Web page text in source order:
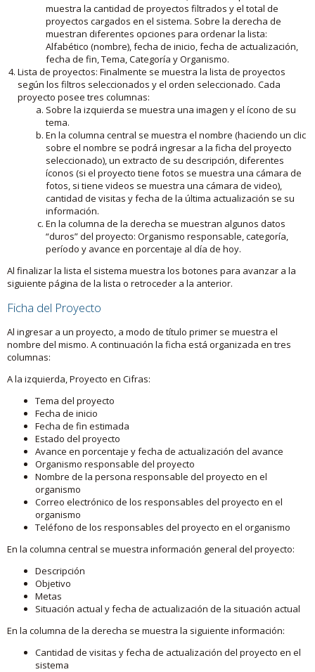
muestra la cantidad de proyectos filtrados y el total de
proyectos cargados en el sistema. Sobre la derecha de
muestran diferentes opciones para ordenar la lista:
Alfabético (nombre), fecha de inicio, fecha de actualización,
fecha de fin, Tema, Categoría y Organismo.
Lista de proyectos: Finalmente se muestra la lista de proyectos
según los filtros seleccionados y el orden seleccionado. Cada
proyecto posee tres columnas:
Sobre la izquierda se muestra una imagen y el ícono de su
tema.
En la columna central se muestra el nombre (haciendo un clic
sobre el nombre se podrá ingresar a la ficha del proyecto
seleccionado), un extracto de su descripción, diferentes
íconos (si el proyecto tiene fotos se muestra una cámara de
fotos, si tiene videos se muestra una cámara de video),
cantidad de visitas y fecha de la última actualización se su
información.
En la columna de la derecha se muestran algunos datos
“duros” del proyecto: Organismo responsable, categoría,
período y avance en porcentaje al día de hoy.
Al finalizar la lista el sistema muestra los botones para avanzar a la
siguiente página de la lista o retroceder a la anterior.
Ficha del Proyecto
Al ingresar a un proyecto, a modo de título primer se muestra el
nombre del mismo. A continuación la ficha está organizada en tres
columnas:
A la izquierda, Proyecto en Cifras:
Tema del proyecto
Fecha de inicio
Fecha de fin estimada
Estado del proyecto
Avance en porcentaje y fecha de actualización del avance
Organismo responsable del proyecto
Nombre de la persona responsable del proyecto en el
organismo
Correo electrónico de los responsables del proyecto en el
organismo
Teléfono de los responsables del proyecto en el organismo
En la columna central se muestra información general del proyecto:
Descripción
Objetivo
Metas
Situación actual y fecha de actualización de la situación actual
En la columna de la derecha se muestra la siguiente información:
Cantidad de visitas y fecha de actualización del proyecto en el
sistema